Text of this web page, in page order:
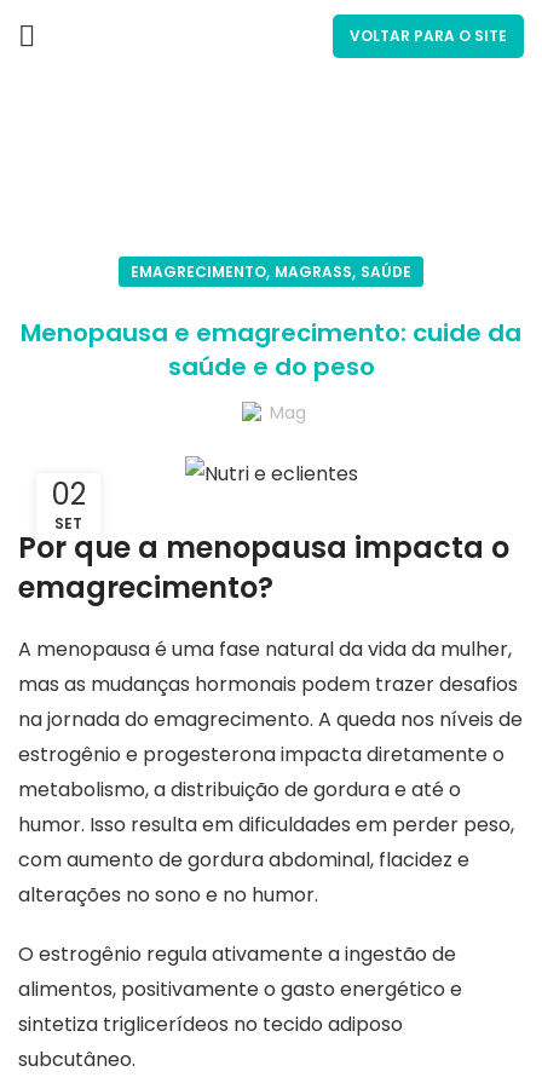
VOLTAR PARA O SITE
EMAGRECIMENTO, MAGRASS, SAÚDE
Menopausa e emagrecimento: cuide da
saúde e do peso
Mag
02
SET
Por que a menopausa impacta o
emagrecimento?
A menopausa é uma fase natural da vida da mulher,
mas as mudanças hormonais podem trazer desafios
na jornada do emagrecimento. A queda nos níveis de
estrogênio e progesterona impacta diretamente o
metabolismo, a distribuição de gordura e até o
humor. Isso resulta em dificuldades em perder peso,
com aumento de gordura abdominal, flacidez e
alterações no sono e no humor.
O estrogênio regula ativamente a ingestão de
alimentos, positivamente o gasto energético e
sintetiza triglicerídeos no tecido adiposo
subcutâneo.